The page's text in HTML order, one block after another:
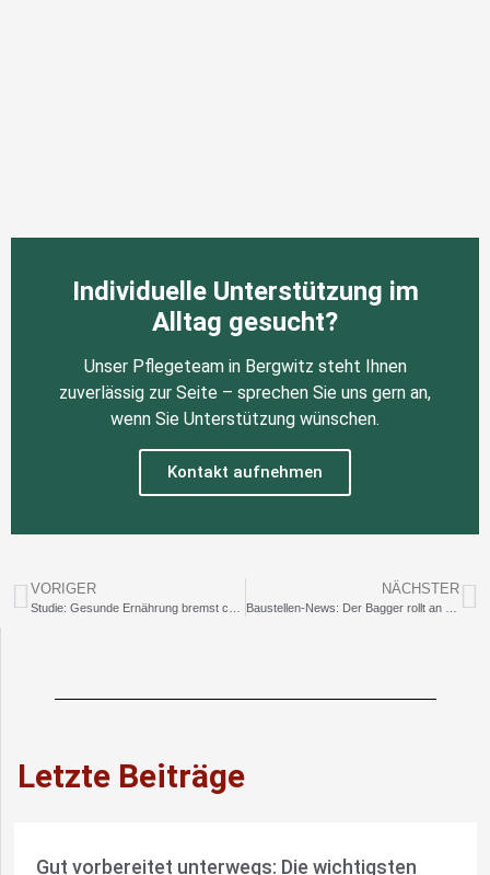
Individuelle Unterstützung im
Alltag gesucht?
Unser Pflegeteam in Bergwitz steht Ihnen
zuverlässig zur Seite – sprechen Sie uns gern an,
wenn Sie Unterstützung wünschen.
Kontakt aufnehmen
VORIGER NÄCHSTER
Letzte Beiträge
Gut vorbereitet unterwegs: Die wichtigsten